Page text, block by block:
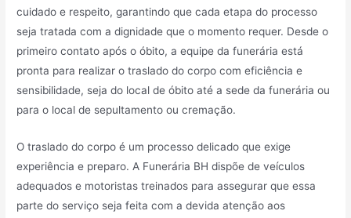
cuidado e respeito, garantindo que cada etapa do processo
seja tratada com a dignidade que o momento requer. Desde o
primeiro contato após o óbito, a equipe da funerária está
pronta para realizar o traslado do corpo com eficiência e
sensibilidade, seja do local de óbito até a sede da funerária ou
para o local de sepultamento ou cremação.
O traslado do corpo é um processo delicado que exige
experiência e preparo. A Funerária BH dispõe de veículos
adequados e motoristas treinados para assegurar que essa
parte do serviço seja feita com a devida atenção aos